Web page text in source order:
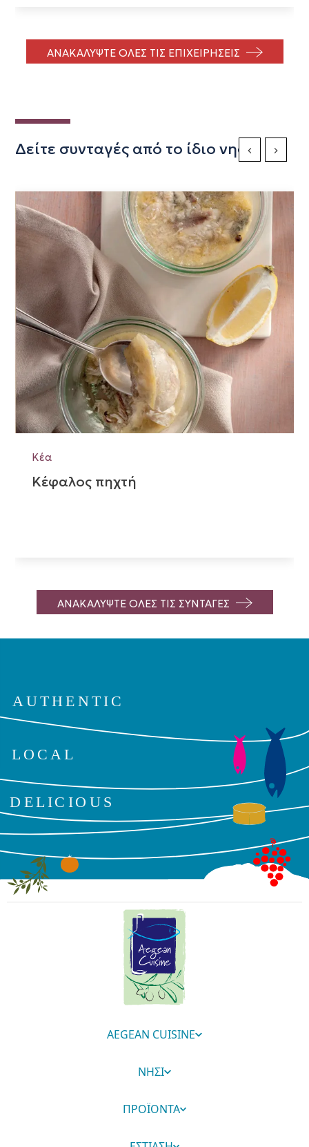
ΑΝΑΚΑΛΥΨΤΕ ΟΛΕΣ ΤΙΣ ΕΠΙΧΕΙΡΗΣΕΙΣ
Δείτε συνταγές από το ίδιο νησί
Κέα
Κέφαλος πηχτή
Previous Slide
Next
ΑΝΑΚΑΛΥΨΤΕ ΟΛΕΣ ΤΙΣ ΣΥΝΤΑΓΕΣ
AEGEAN CUISINE
ΝΗΣΙ
ΠΡΟΪΟΝΤΑ